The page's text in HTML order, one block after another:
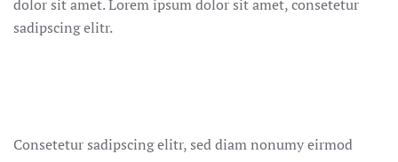
dolor sit amet. Lorem ipsum dolor sit amet, consetetur
sadipscing elitr.
Consetetur sadipscing elitr, sed diam nonumy eirmod